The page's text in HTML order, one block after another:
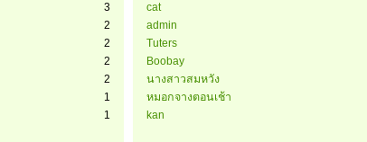
3
2
2
2
2
1
1
cat
admin
Tuters
Boobay
นางสาวสมหวัง
หมอกจางตอนเช้า
kan